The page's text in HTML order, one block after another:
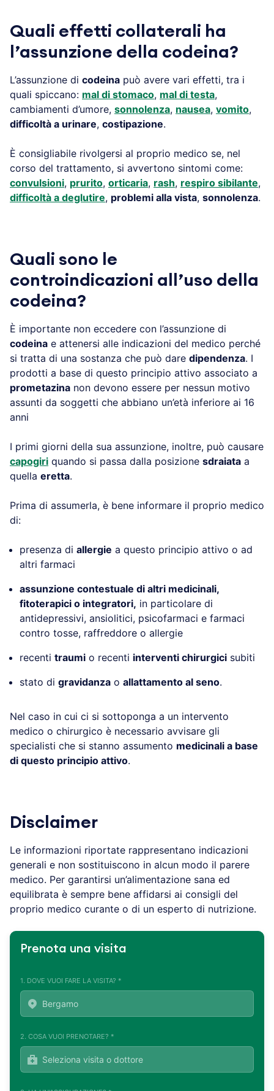
Quali effetti collaterali ha
l’assunzione della codeina?
L’assunzione di codeina può avere vari effetti, tra i
quali spiccano: mal di stomaco, mal di testa,
cambiamenti d’umore, sonnolenza, nausea, vomito,
difficoltà a urinare, costipazione.
È consigliabile rivolgersi al proprio medico se, nel
corso del trattamento, si avvertono sintomi come:
convulsioni, prurito, orticaria, rash, respiro sibilante,
difficoltà a deglutire, problemi alla vista, sonnolenza.
Quali sono le
controindicazioni all’uso della
codeina?
È importante non eccedere con l’assunzione di
codeina e attenersi alle indicazioni del medico perché
si tratta di una sostanza che può dare dipendenza. I
prodotti a base di questo principio attivo associato a
prometazina non devono essere per nessun motivo
assunti da soggetti che abbiano un’età inferiore ai 16
anni
I primi giorni della sua assunzione, inoltre, può causare
capogiri quando si passa dalla posizione sdraiata a
quella eretta.
Prima di assumerla, è bene informare il proprio medico
di:
presenza di allergie a questo principio attivo o ad
altri farmaci
assunzione contestuale di altri medicinali,
fitoterapici o integratori, in particolare di
antidepressivi, ansiolitici, psicofarmaci e farmaci
contro tosse, raffreddore o allergie
recenti traumi o recenti interventi chirurgici subiti
stato di gravidanza o allattamento al seno.
Nel caso in cui ci si sottoponga a un intervento
medico o chirurgico è necessario avvisare gli
specialisti che si stanno assumento medicinali a base
di questo principio attivo.
Disclaimer
Le informazioni riportate rappresentano indicazioni
generali e non sostituiscono in alcun modo il parere
medico. Per garantirsi un’alimentazione sana ed
equilibrata è sempre bene affidarsi ai consigli del
proprio medico curante o di un esperto di nutrizione.
Prenota una visita
1. DOVE VUOI FARE LA VISITA? *
2. COSA VUOI PRENOTARE? *